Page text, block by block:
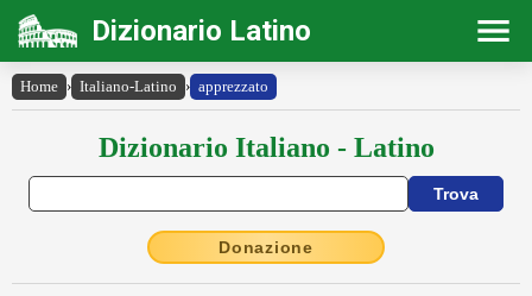
Dizionario Latino
Home › Italiano-Latino › apprezzato
Dizionario Italiano - Latino
Donazione